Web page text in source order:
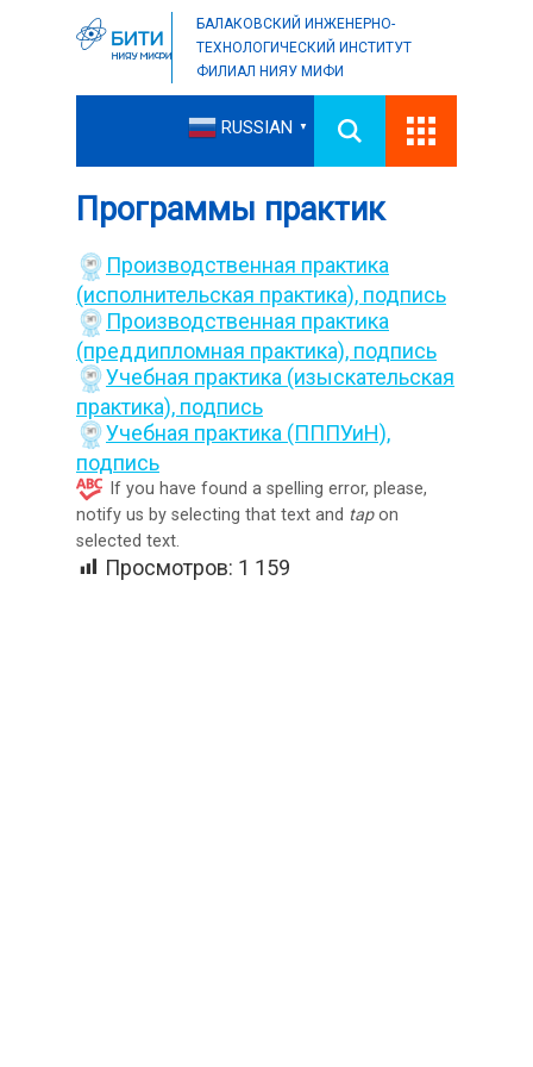
БАЛАКОВСКИЙ ИНЖЕНЕРНО-
ТЕХНОЛОГИЧЕСКИЙ ИНСТИТУТ
ФИЛИАЛ НИЯУ МИФИ
RUSSIAN ▼
Программы практик
Производственная практика
(исполнительская практика), подпись
Производственная практика
(преддипломная практика), подпись
Учебная практика (изыскательская
практика), подпись
Учебная практика (ПППУиН),
подпись
If you have found a spelling error, please,
notify us by selecting that text and tapon
selected text.
Просмотров: 1 159